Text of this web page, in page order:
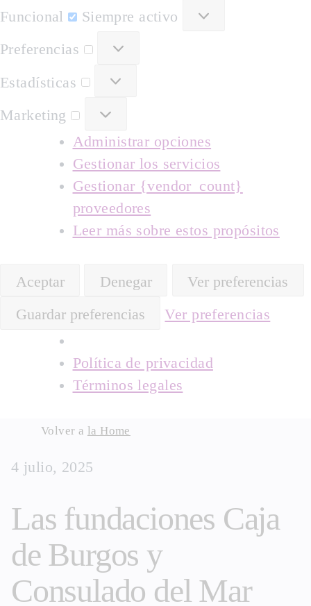
Funcional
Funcional
Siempre activo
Preferencias
Preferencias
Estadísticas Estadísticas
Marketing Marketing
Administrar opciones
Gestionar los servicios
Gestionar {vendor_count}
proveedores
Leer más sobre estos propósitos
Aceptar Denegar
Ver preferencias
Guardar preferencias
Ver preferencias
Política de privacidad
Términos legales
content
Volver a la Home
4 julio, 2025
Las fundaciones Caja
de Burgos y
Consulado del Mar